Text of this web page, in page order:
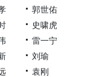
郭世佑
史啸虎
雷一宁
刘瑜
袁刚